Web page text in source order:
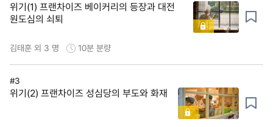
위기(1) 프랜차이즈 베이커리의 등장과 대전
원도심의 쇠퇴
김태훈 외 3 명 10분 분량
#3
위기(2) 프랜차이즈 성심당의 부도와 화재